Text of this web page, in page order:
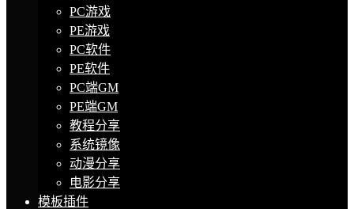
PC游戏
PE游戏
PC软件
PE软件
PC端GM
PE端GM
教程分享
系统镜像
动漫分享
电影分享
模板插件